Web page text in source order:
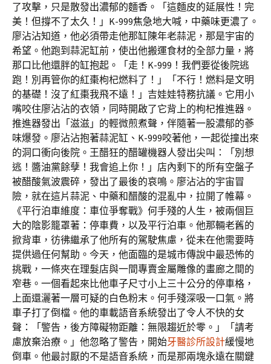
了攻擊，只是散發出濃郁的麵香。「這麵皮的延展性！完
美！但撐不了太久！」K-999焦急地大喊，中藥味更濃了。
廖沾沾知道，他必須帶走他那缸陳年老蒜泥，那是宇宙的
希望。他跑到蒜泥缸前，使出他搬運食材的全部力量，將
那口比他還胖的缸抱起。「走！K-999！我們要從後院逃
跑！別再管你的紅棗枸杞燃料了！」「不行！燃料是文明
的基礎！沒了紅棗我飛不遠！」吉娃娃特務抗議。它用小
嘴咬住廖沾沾的衣領，同時開啟了它背上的枸杞推進器。
推進器發出「滋滋」的輕微煎煮聲，伴隨著一股濃郁的蔘
味爆發。廖沾沾抱著蒜泥缸、K-999咬著他，一起從撞出來
的洞口衝向後院。王醋狂的醋罐機器人發出尖叫：「別想
逃！醬油黨餘孽！我會追上你！」店內剩下的所有空盤子
被醋酸氣波震碎，發出了最後的哀鳴。廖沾沾的宇宙冒
險，就在這片蒜泥、中藥和醋酸的混亂中，拉開了帷幕。
《平行泊車維度：車位爭奪戰》何手殘的人生，被兩個巨
大的陰影籠罩著：停車費，以及平行泊車。他那輛老舊的
掀背車，彷彿繼承了他所有的駕駛焦慮，從未在他需要時
提供過任何幫助。今天，他面臨的是城市傳說中最恐怖的
挑戰，一條夾在理髮店與一間專賣金屬雕像的畫廊之間的
窄巷。一個看起來比他車子尺寸小上三十公分的停車格，
上面還灑著一層可疑的白色粉末。何手殘深吸一口氣。將
車子打了倒檔。他的車載語音系統發出了令人不快的女
聲：「警告，後方障礙物距離：無限趨近於零。」「請考
慮放棄治療。」他忽略了警告，開始牙醫診所設計緩慢地
倒車。他最討厭的不是語音系統，而是那兩塊永遠在關鍵